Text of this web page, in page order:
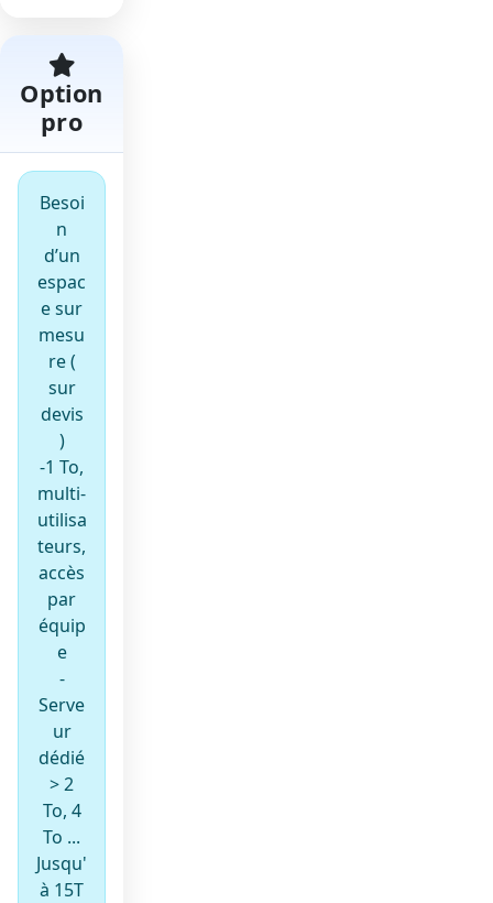
Option
pro
Besoi
n
d’un
espac
e sur
mesu
re (
sur
devis
)
-1 To,
multi-
utilisa
teurs,
accès
par
équip
e
-
Serve
ur
dédié
> 2
To, 4
To ...
Jusqu'
à 15T